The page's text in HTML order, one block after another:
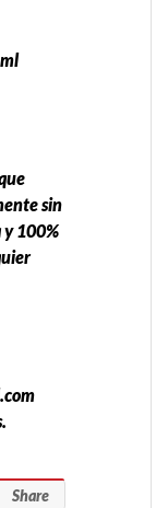
sin
y 100%
Share